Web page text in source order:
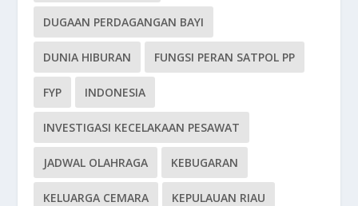
DUGAAN PERDAGANGAN BAYI
DUNIA HIBURAN FUNGSI PERAN SATPOL PP
FYP INDONESIA
INVESTIGASI KECELAKAAN PESAWAT
JADWAL OLAHRAGA KEBUGARAN
KELUARGA CEMARA KEPULAUAN RIAU